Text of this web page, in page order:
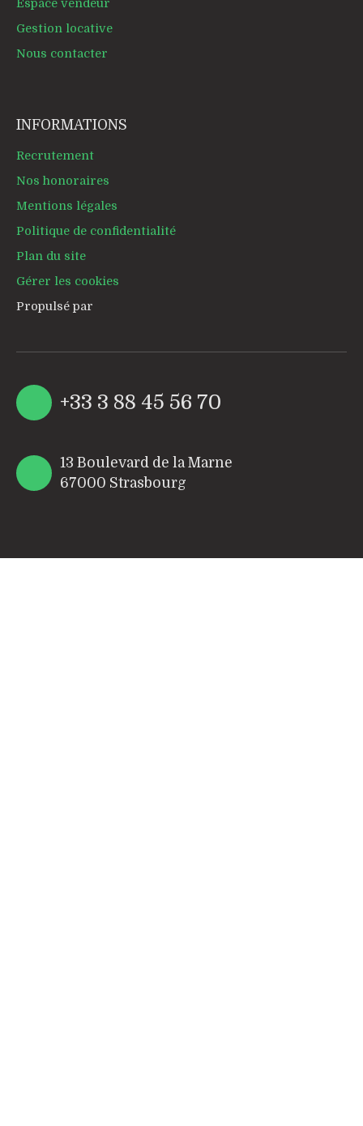
Espace vendeur
Gestion locative
Nous contacter
INFORMATIONS
Recrutement
Nos honoraires
Mentions légales
Politique de confidentialité
Plan du site
Gérer les cookies
Propulsé par
+33 3 88 45 56 70
13 Boulevard de la Marne
67000 Strasbourg